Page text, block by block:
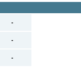
-
-
-